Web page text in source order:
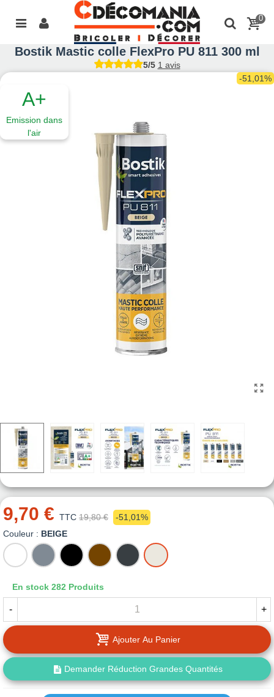
0
Bostik Mastic colle FlexPro PU 811 300 ml
5/5 1 avis
A+
Emission dans
l'air
-51,01%
9,70 € TTC 19,80 €
-51,01%
Couleur : BEIGE
BLANC GRIS NOIR MARRONRAL
7016
BEIGE
En stock 282 Produits
- +
Ajouter Au Panier
Demander Réduction Grandes Quantités